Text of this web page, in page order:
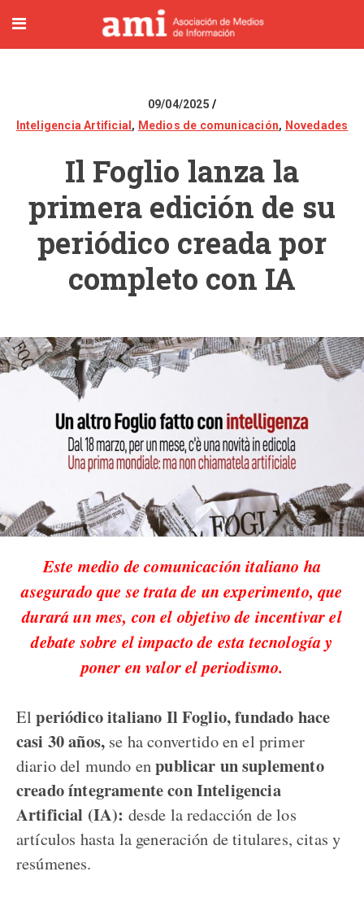
09/04/2025
Inteligencia Artificial , Medios de comunicación, Novedades
Il Foglio lanza la
primera edición de su
periódico creada por
completo con IA
Este medio de comunicación italiano ha
asegurado que se trata de un experimento, que
durará un mes, con el objetivo de incentivar el
debate sobre el impacto de esta tecnología y
poner en valor el periodismo.
Elperiódico italiano Il Foglio, fundado hace
casi 30 años, se ha convertido en el primer
diario del mundo enpublicar un suplemento
creado íntegramente con Inteligencia
Artificial (IA): desde la redacción de los
artículos hasta la generación de titulares, citas y
resúmenes.